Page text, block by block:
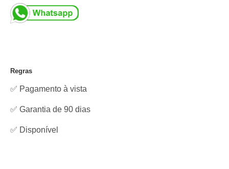
Regras
✅ Pagamento à vista
✅ Garantia de 90 dias
✅ Disponível